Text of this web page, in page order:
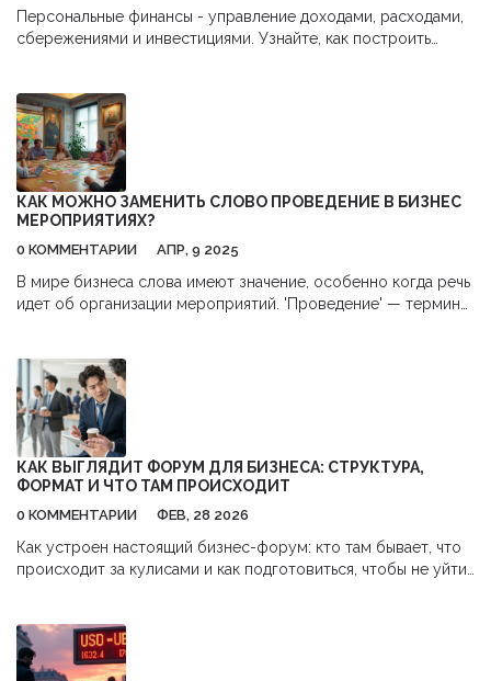
Персональные финансы - управление доходами, расходами,
сбережениями и инвестициями. Узнайте, как построить
КАК МОЖНО ЗАМЕНИТЬ СЛОВО ПРОВЕДЕНИЕ В БИЗНЕС
МЕРОПРИЯТИЯХ?
0 КОММЕНТАРИИ АПР, 9 2025
В мире бизнеса слова имеют значение, особенно когда речь
идет об организации мероприятий. 'Проведение' — термин
вместо него. Обсудим примеры, которые подчеркнут
профессионализм и оригинальность вашего подхода.
КАК ВЫГЛЯДИТ ФОРУМ ДЛЯ БИЗНЕСА: СТРУКТУРА,
ФОРМАТ И ЧТО ТАМ ПРОИСХОДИТ
0 КОММЕНТАРИИ ФЕВ, 28 2026
Как устроен настоящий бизнес-форум: кто там бывает, что
происходит за кулисами и как подготовиться, чтобы не уйти